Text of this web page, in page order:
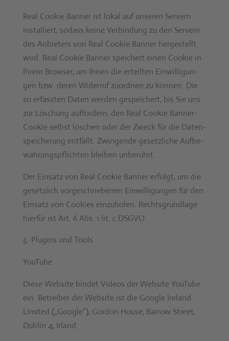
Real Cook­ie Ban­ner ist lokal auf unseren Servern
instal­liert, sodass keine Verbindung zu den Servern
des Anbi­eters von Real Cook­ie Ban­ner hergestellt
wird. Real Cook­ie Ban­ner spe­ichert einen Cook­ie in
Ihrem Brows­er, um Ihnen die erteil­ten Ein­willi­gun­
gen bzw. deren Wider­ruf zuord­nen zu kön­nen. Die
so erfassten Dat­en wer­den gespe­ichert, bis Sie uns
zur Löschung auf­fordern, den Real Cook­ie Ban­ner-
Cook­ie selb­st löschen oder der Zweck für die Daten­
spe­icherung ent­fällt. Zwin­gende geset­zliche Auf­be­
wahrungspflicht­en bleiben unberührt.
Der Ein­satz von Real Cook­ie Ban­ner erfol­gt, um die
geset­zlich vorgeschriebe­nen Ein­willi­gun­gen für den
Ein­satz von Cook­ies einzu­holen. Rechts­grund­lage
hier­für ist Art. 6 Abs. 1 lit. c DSGVO.
Plu­g­ins und Tools
YouTube
Diese Web­site bindet Videos der Web­site YouTube
ein. Betreiber der Web­site ist die Google Ire­land
Lim­it­ed („Google“), Gor­don House, Bar­row Street,
Dublin 4, Irland.